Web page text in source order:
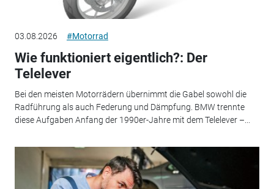
03.08.2026 #Motorrad
Wie funktioniert eigentlich?: Der
Telelever
Bei den meisten Motorrädern übernimmt die Gabel sowohl die
Radführung als auch Federung und Dämpfung. BMW trennte
diese Aufgaben Anfang der 1990er-Jahre mit dem Telelever –...